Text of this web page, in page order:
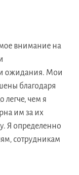
внимание на
ожидания. Мои
благодаря
легче, чем я
им за их
Я определенно
сотрудникам